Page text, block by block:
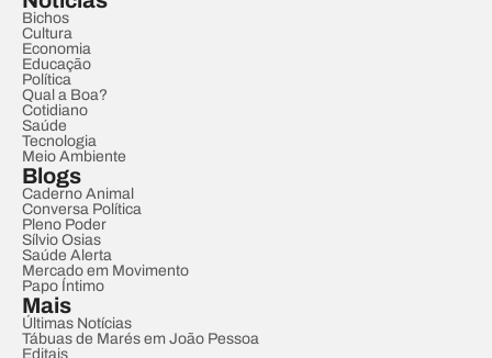
Bichos
Cultura
Economia
Educação
Política
Qual a Boa?
Cotidiano
Saúde
Tecnologia
Meio Ambiente
Blogs
Caderno Animal
Conversa Política
Pleno Poder
Sílvio Osias
Saúde Alerta
Mercado em Movimento
Papo Íntimo
Mais
Últimas Notícias
Tábuas de Marés em João Pessoa
Editais